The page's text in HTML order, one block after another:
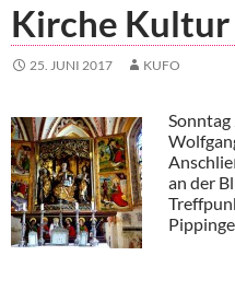
Kirche Kultur
25. JUNI 2017 KUFO
Sonntag
an der